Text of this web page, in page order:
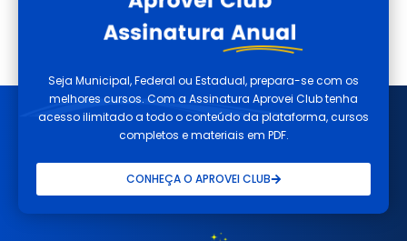
Seja Municipal, Federal ou Estadual, prepara-se com os
melhores cursos. Com a Assinatura Aprovei Club tenha
acesso ilimitado a todo o conteúdo da plataforma, cursos
completos e materiais em PDF.
CONHEÇA O APROVEI CLUB